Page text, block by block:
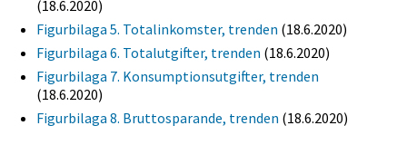
(18.6.2020)
Figurbilaga 5. Totalinkomster, trenden (18.6.2020)
Figurbilaga 6. Totalutgifter, trenden (18.6.2020)
Figurbilaga 7. Konsumptionsutgifter, trenden
(18.6.2020)
Figurbilaga 8. Bruttosparande, trenden (18.6.2020)